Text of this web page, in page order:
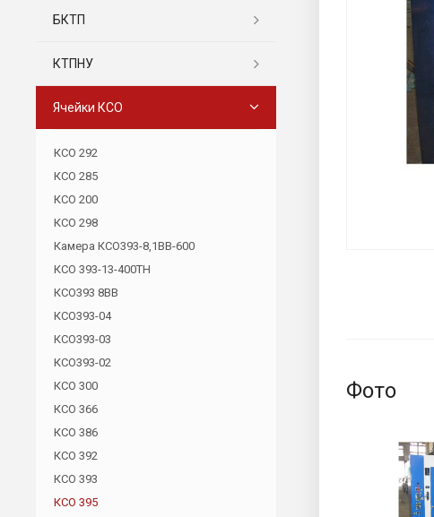
Фото
БКТП
КТПНУ
Ячейки КСО
КСО 292
КСО 285
КСО 200
КСО 298
Камера КСО393-8,1ВВ-600
КСО 393-13-400ТН
КСО393 8ВВ
КСО393-04
КСО393-03
КСО393-02
КСО 300
КСО 366
КСО 386
КСО 392
КСО 393
КСО 395